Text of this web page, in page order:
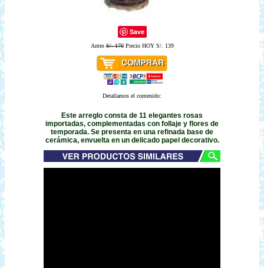
Save
AntesS/. 170Precio HOY S/. 139
Detallamos el contenido:
Este arreglo consta de 11 elegantes rosas
importadas, complementadas con follaje y flores de
temporada. Se presenta en una refinada base de
cerámica, envuelta en un delicado papel decorativo.